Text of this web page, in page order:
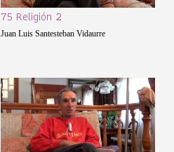
75 Religión 2
Juan Luis Santesteban Vidaurre